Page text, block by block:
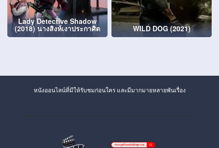
Lady Detective Shadow
(2018) นางสิงห์เงาประกาศิต WILD DOG (2021)
หนังออนไลน์ที่มีให้รับชมก่อนใคร และมีมากมายหลายพันเรื่อง